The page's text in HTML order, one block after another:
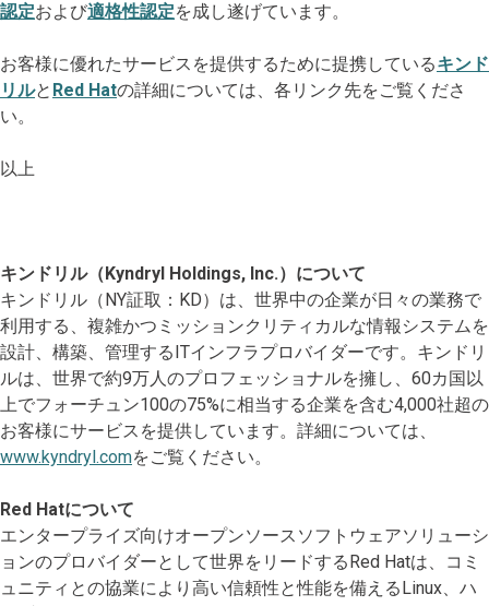
認定および適格性認定を成し遂げています。
お客様に優れたサービスを提供するために提携しているキンド
リルと Red Hatの詳細については、各リンク先をご覧くださ
い。
以上
キンドリル（Kyndryl Holdings, Inc.）について
キンドリル（NY証取：KD）は、世界中の企業が日々の業務で
利用する、複雑かつミッションクリティカルな情報システムを
設計、構築、管理するITインフラプロバイダーです。キンドリ
ルは、世界で約9万人のプロフェッショナルを擁し、60カ国以
上でフォーチュン100の75%に相当する企業を含む4,000社超の
お客様にサービスを提供しています。詳細については、
www.kyndryl.comをご覧ください。
Red Hatについて
エンタープライズ向けオープンソースソフトウェアソリューシ
ョンのプロバイダーとして世界をリードするRed Hatは、コミ
ュニティとの協業により高い信頼性と性能を備えるLinux、ハ